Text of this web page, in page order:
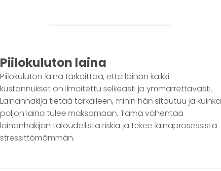
Piilokuluton laina
Piilokuluton laina tarkoittaa, että lainan kaikki
kustannukset on ilmoitettu selkeästi ja ymmärrettävästi.
Lainanhakija tietää tarkalleen, mihin hän sitoutuu ja kuinka
paljon laina tulee maksamaan. Tämä vähentää
lainanhakijan taloudellista riskiä ja tekee lainaprosessista
stressittömämmän.